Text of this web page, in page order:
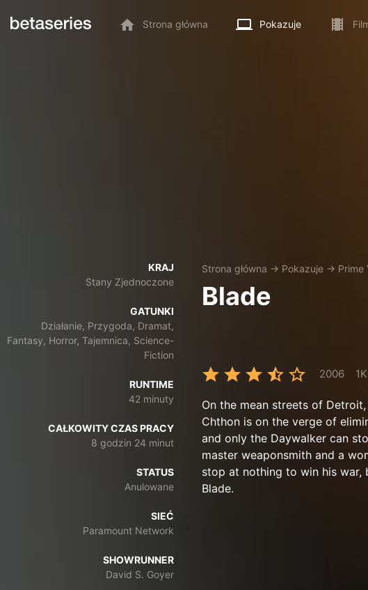
Strona główna Pokazuje
KRAJ
Stany Zjednoczone
GATUNKI
Działanie, Przygoda, Dramat,
Fantasy, Horror, Tajemnica, Science-
Fiction
RUNTIME
42 minuty
CAŁKOWITY CZAS PRACY
8 godzin 24 minut
STATUS
Anulowane
SIEĆ
Paramount Network
SHOWRUNNER
David S. Goyer
Strona główna → Pokazuje → Prime
Blade
2006
On the mean streets of
Chthon is on the verge of
and only the Daywalker can
master weaponsmith and a
stop at nothing to win his war,
Blade.